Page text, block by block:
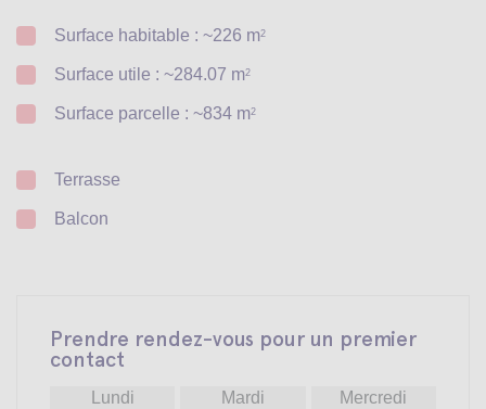
Surface habitable : ~226 m2
Surface utile : ~284.07 m2
Surface parcelle : ~834 m2
Terrasse
Balcon
Prendre rendez-vous pour un premier
contact
Lundi Mardi Mercredi